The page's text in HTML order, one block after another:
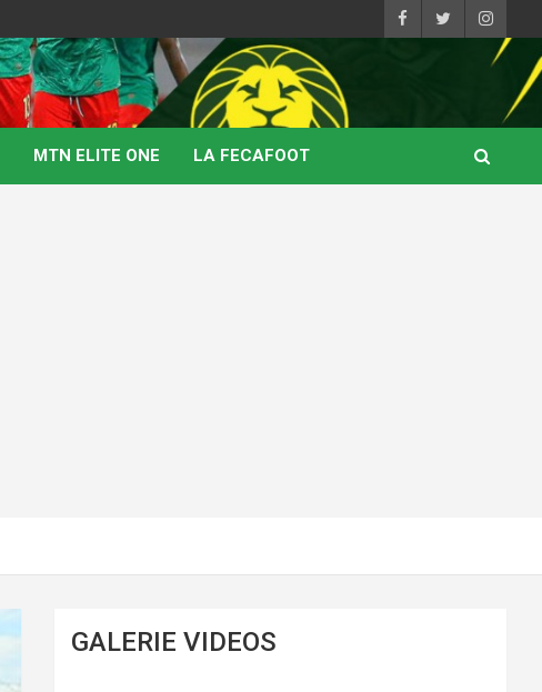
MTN ELITE ONE LA FECAFOOT
GALERIE VIDEOS